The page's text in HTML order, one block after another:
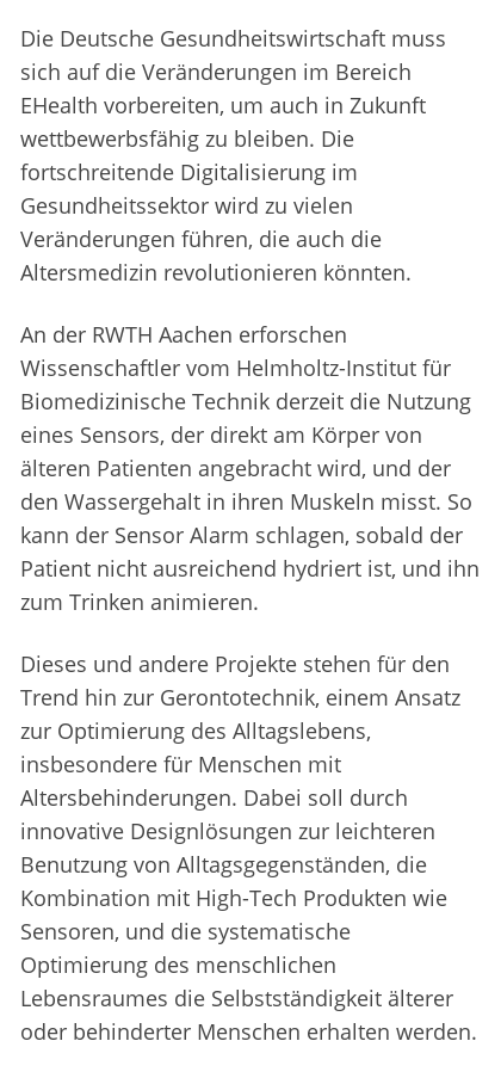
Die Deutsche Gesundheitswirtschaft muss
sich auf die Veränderungen im Bereich
EHealth vorbereiten, um auch in Zukunft
wettbewerbsfähig zu bleiben. Die
fortschreitende Digitalisierung im
Gesundheitssektor wird zu vielen
Veränderungen führen, die auch die
Altersmedizin revolutionieren könnten.
An der RWTH Aachen erforschen
Wissenschaftler vom Helmholtz-Institut für
Biomedizinische Technik derzeit die Nutzung
eines Sensors, der direkt am Körper von
älteren Patienten angebracht wird, und der
den Wassergehalt in ihren Muskeln misst. So
kann der Sensor Alarm schlagen, sobald der
Patient nicht ausreichend hydriert ist, und ihn
zum Trinken animieren.
Dieses und andere Projekte stehen für den
Trend hin zur Gerontotechnik, einem Ansatz
zur Optimierung des Alltagslebens,
insbesondere für Menschen mit
Altersbehinderungen. Dabei soll durch
innovative Designlösungen zur leichteren
Benutzung von Alltagsgegenständen, die
Kombination mit High-Tech Produkten wie
Sensoren, und die systematische
Optimierung des menschlichen
Lebensraumes die Selbstständigkeit älterer
oder behinderter Menschen erhalten werden.